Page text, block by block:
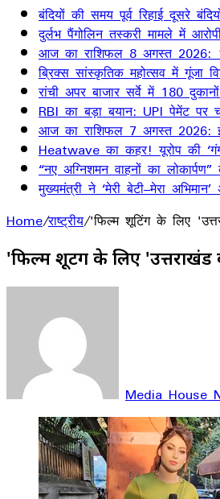
बंदियों की समय पूर्व रिहाई दूसरे
दुर्लभ पैंगोलिन तस्करी मामले में
आज का राशिफल 8 अगस्त 2026:
ब्रिक्स सांस्कृतिक महोत्सव में गूंजा
रांची अपर बाजार सर्वे में 180
RBI का बड़ा बयान: UPI पेमेंट पर
आज का राशिफल 7 अगस्त 2026:
Heatwave का कहर! यूरोप की
“नए अग्निशमन वाहनों का
मुख्यमंत्री ने ‘मेरी बेटी–मेरा
Home/राष्ट्रीय/'फिल्म शूटिंग के लिए
'फिल्म शूटिंग के लिए 'उत्तराखंड
Media House
Facebook
LinkedIn
WhatsApp
Telegram